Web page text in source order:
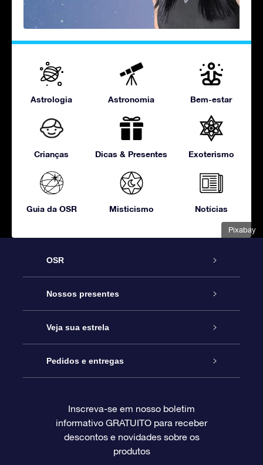
Pixabay
Astrologia Astronomia Bem-estar
Crianças Dicas & Presentes Exoterismo
Guia da OSR Misticismo Notícias
OSR
Serviço
Entre em contato conosco
Blog
Avaliações
Nossos presentes
Presente estrelar on-line
Pacote de presente da OSR
O cartão de presente da OSR
Presentes corporativos
Veja sua estrela
Star Register
Página estelar personalizada
Um Milhão de Estrelas
Pedidos e entregas
Informações de pagamento
Inscreva-se em nosso boletim
informativo GRATUITO para receber
descontos e novidades sobre os
produtos